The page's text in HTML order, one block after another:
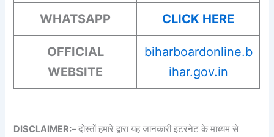
WHATSAPP CLICK HERE
OFFICIAL
WEBSITE
biharboardonline.b
ihar.gov.in
DISCLAIMER:– दोस्तों हमारे द्वारा यह जानकारी इंटरनेट के माध्यम से